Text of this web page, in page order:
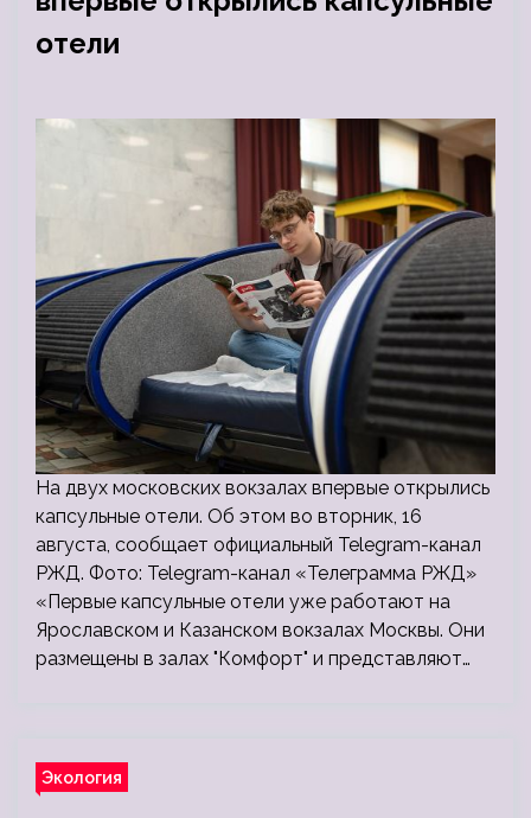
отели
На двух московских вокзалах впервые открылись
капсульные отели. Об этом во вторник, 16
августа, сообщает официальный Telegram-канал
РЖД. Фото: Telegram-канал «Телеграмма РЖД»
«Первые капсульные отели уже работают на
Ярославском и Казанском вокзалах Москвы. Они
размещены в залах "Комфорт" и представляют…
Экология